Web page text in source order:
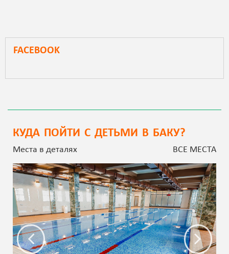
FACEBOOK
КУДА ПОЙТИ С ДЕТЬМИ В БАКУ?
Места в деталях ВСЕ МЕСТА